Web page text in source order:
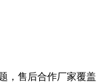
，售后合作厂家覆盖